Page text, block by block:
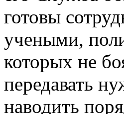
готовы
учеными,
которых не
передавать
наводить